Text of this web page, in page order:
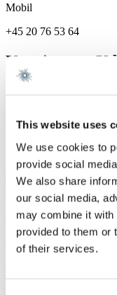
This website uses
We use cookies to
provide social
We also share
our social media,
may combine it with
provided to them or
of their services.
Mobil
+45 20 76 53 64
Karriere og
Gorrissen Federspiel
Specialer
Vi er et
stærke